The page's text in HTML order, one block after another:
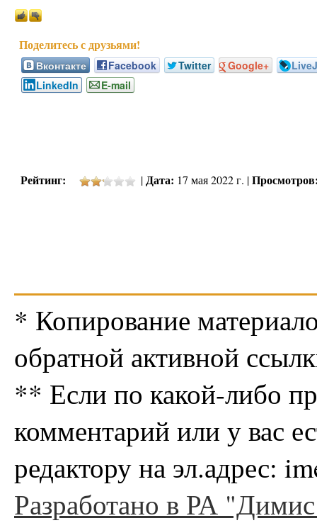
Вконтакте Facebook Twitter Google+
LinkedIn
E-mail
Рейтинг: |Дата: 17 мая 2022 г. |
* Копирование
обратной активной
** Если по какой-либо
комментарий или у вас
редактору на эл.адрес:
Разработано в РА